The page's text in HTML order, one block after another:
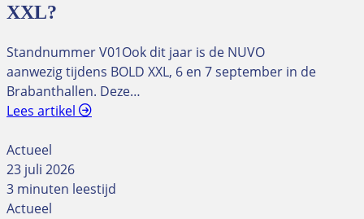
XXL?
Standnummer V01Ook dit jaar is de NUVO
aanwezig tijdens BOLD XXL, 6 en 7 september in de
Brabanthallen. Deze…
Lees artikel
Actueel
23 juli 2026
3 minuten leestijd
Actueel